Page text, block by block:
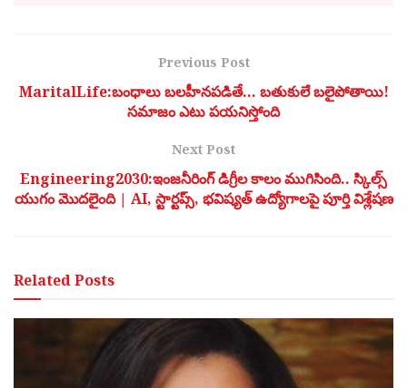
Previous Post
MaritalLife:బంధాలు బలహీనపడితే… బతుకులే బలైపోతాయి!
సమాజం ఎటు పయనిస్తోంది
Next Post
Engineering2030:ఇంజనీరింగ్ డిగ్రీల కాలం ముగిసింది.. స్కిల్స్
యుగం మొదలైంది | AI, స్టార్టప్స్, భవిష్యత్ ఉద్యోగాలపై పూర్తి విశ్లేషణ
RelatedPosts